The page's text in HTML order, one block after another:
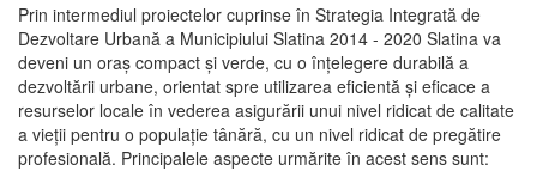
Prin intermediul proiectelor cuprinse în Strategia Integrată de
Dezvoltare Urbană a Municipiului Slatina 2014 - 2020 Slatina va
deveni un oraş compact şi verde, cu o înţelegere durabilă a
dezvoltării urbane, orientat spre utilizarea eficientă şi eficace a
resurselor locale în vederea asigurării unui nivel ridicat de calitate
a vieţii pentru o populaţie tânără, cu un nivel ridicat de pregătire
profesională. Principalele aspecte urmărite în acest sens sunt: